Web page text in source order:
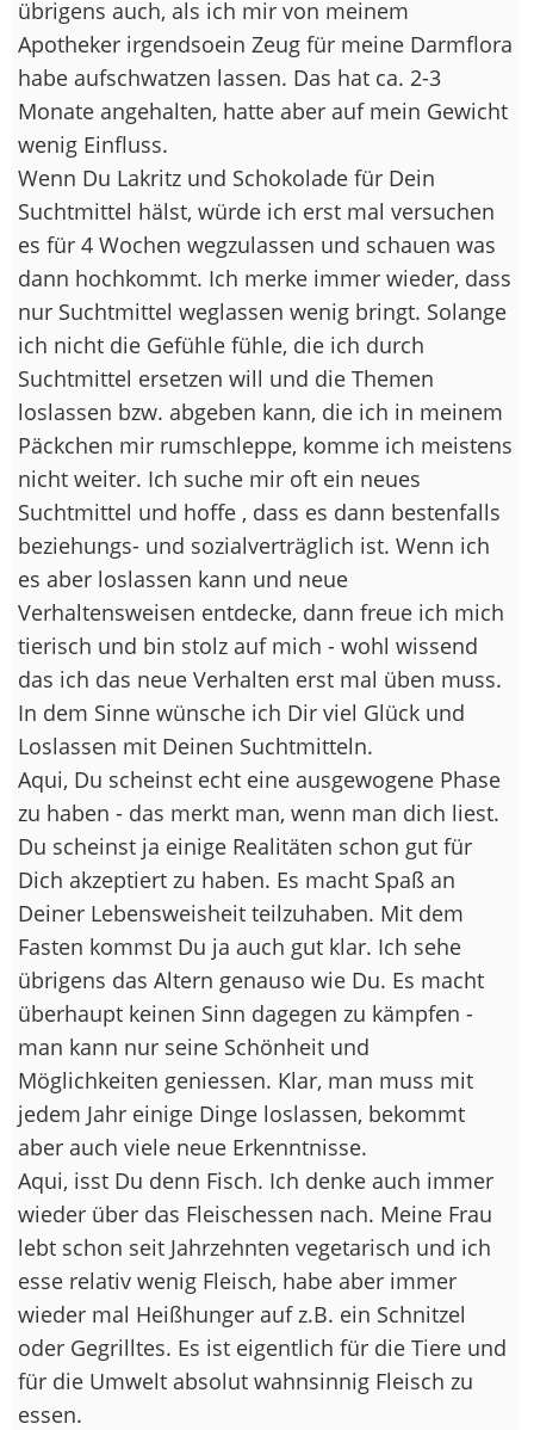
übrigens auch, als ich mir von meinem
Apotheker irgendsoein Zeug für meine Darmflora
habe aufschwatzen lassen. Das hat ca. 2-3
Monate angehalten, hatte aber auf mein Gewicht
wenig Einfluss.
Wenn Du Lakritz und Schokolade für Dein
Suchtmittel hälst, würde ich erst mal versuchen
es für 4 Wochen wegzulassen und schauen was
dann hochkommt. Ich merke immer wieder, dass
nur Suchtmittel weglassen wenig bringt. Solange
ich nicht die Gefühle fühle, die ich durch
Suchtmittel ersetzen will und die Themen
loslassen bzw. abgeben kann, die ich in meinem
Päckchen mir rumschleppe, komme ich meistens
nicht weiter. Ich suche mir oft ein neues
Suchtmittel und hoffe , dass es dann bestenfalls
beziehungs- und sozialverträglich ist. Wenn ich
es aber loslassen kann und neue
Verhaltensweisen entdecke, dann freue ich mich
tierisch und bin stolz auf mich - wohl wissend
das ich das neue Verhalten erst mal üben muss.
In dem Sinne wünsche ich Dir viel Glück und
Loslassen mit Deinen Suchtmitteln.
Aqui, Du scheinst echt eine ausgewogene Phase
zu haben - das merkt man, wenn man dich liest.
Du scheinst ja einige Realitäten schon gut für
Dich akzeptiert zu haben. Es macht Spaß an
Deiner Lebensweisheit teilzuhaben. Mit dem
Fasten kommst Du ja auch gut klar. Ich sehe
übrigens das Altern genauso wie Du. Es macht
überhaupt keinen Sinn dagegen zu kämpfen -
man kann nur seine Schönheit und
Möglichkeiten geniessen. Klar, man muss mit
jedem Jahr einige Dinge loslassen, bekommt
aber auch viele neue Erkenntnisse.
Aqui, isst Du denn Fisch. Ich denke auch immer
wieder über das Fleischessen nach. Meine Frau
lebt schon seit Jahrzehnten vegetarisch und ich
esse relativ wenig Fleisch, habe aber immer
wieder mal Heißhunger auf z.B. ein Schnitzel
oder Gegrilltes. Es ist eigentlich für die Tiere und
für die Umwelt absolut wahnsinnig Fleisch zu
essen.